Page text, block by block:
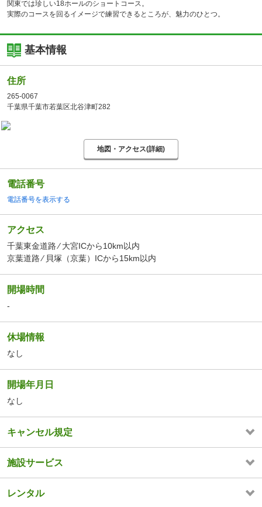
関東では珍しい18ホールのショートコース。
実際のコースを回るイメージで練習できるところが、魅力のひとつ。
基本情報
住所
265-0067
千葉県千葉市若葉区北谷津町282
地図・アクセス(詳細)
電話番号
電話番号を表示する
アクセス
千葉東金道路 ⁄ 大宮ICから10km以内
京葉道路 ⁄ 貝塚（京葉）ICから15km以内
開場時間
-
休場情報
なし
開場年月日
なし
キャンセル規定
施設サービス
レンタル